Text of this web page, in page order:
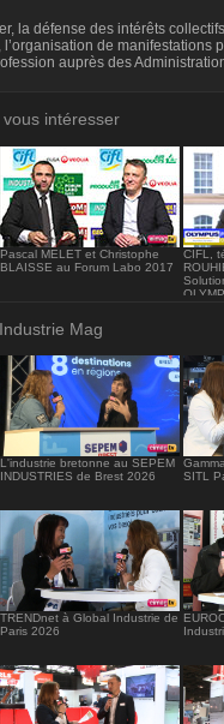
iframe>
la défense des intérêts
de manifestations
auprès des
intéresser
Pascal MELET et Christophe
BLAISSE au Forum Labo 2017
CIFL,
Mag
L'industrie bretonne au SEPEM
INDUSTRIES de Brest 2026
SITL
TRENDnet à Global Industrie de
Paris 2026